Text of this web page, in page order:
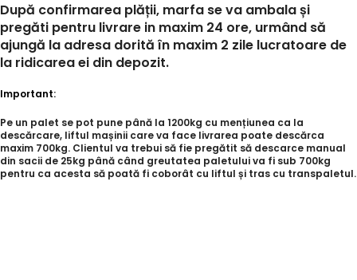
După confirmarea plății, marfa se va ambala și
pregăti pentru livrare in maxim 24 ore, urmând să
ajungă la adresa dorită în maxim 2 zile lucratoare de
la ridicarea ei din depozit.
Important:
Pe un palet se pot pune până la 1200kg cu mențiunea ca la
descărcare, liftul mașinii care va face livrarea poate descărca
maxim 700kg. Clientul va trebui să fie pregătit să descarce manual
din sacii de 25kg până când greutatea paletului va fi sub 700kg
pentru ca acesta să poată fi coborât cu liftul și tras cu transpaletul.